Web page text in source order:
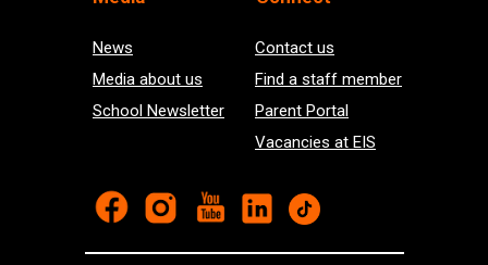
Contact us
Find a staff member
Parent Portal
Vacancies at EIS
News
Media about us
School Newsletter